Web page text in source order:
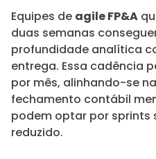
Equipes de agile FP&A
duas semanas
profundidade analítica
entrega. Essa cadência
por mês, alinhando-se
fechamento contábil
podem optar por sprints
reduzido.